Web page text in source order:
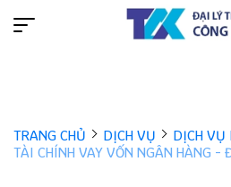
TRANG CHỦ DỊCH VỤ DỊCH VỤ
TÀI CHÍNH VAY VỐN NGÂN HÀNG -